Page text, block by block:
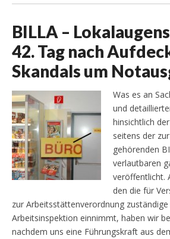
BILLA –
42. Tag nach
Skandals um
Was es an
und
hinsichtlich
seitens der
gehörenden
verlautbaren
veröffentlicht.
den die für
zur Arbeitsstättenverordnung
Arbeitsinspektion einnimmt, haben wir
nachdem uns eine Führungskraft aus